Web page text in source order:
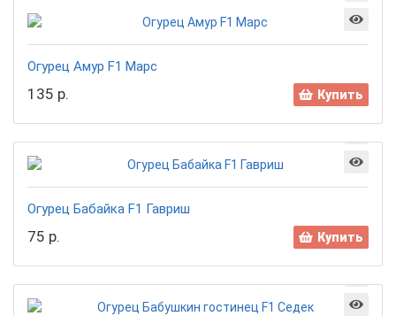
Огурец Амур F1 Марс
135 р. Купить
Огурец Бабайка F1 Гавриш
75 р. Купить